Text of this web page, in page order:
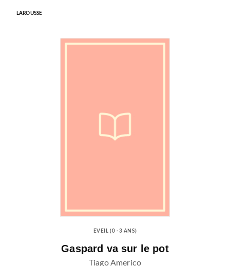
LAROUSSE
EVEIL (0 -3 ANS)
Gaspard va sur le pot
Tiago Americo